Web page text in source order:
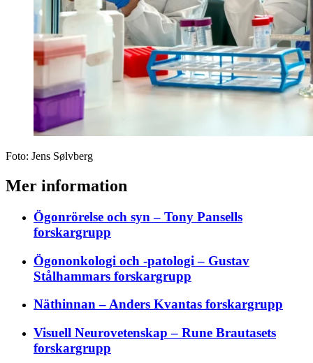
Foto: Jens Sølvberg
Mer information
Ögonrörelse och syn – Tony Pansells
forskargrupp
Ögononkologi och -patologi – Gustav
Stålhammars forskargrupp
Näthinnan – Anders Kvantas forskargrupp
Visuell Neurovetenskap – Rune Brautasets
forskargrupp